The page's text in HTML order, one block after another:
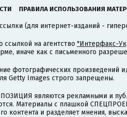
ПРАВИЛА ИСПОЛЬЗОВАНИЯ
(для интернет-изданий -
на агентство "Интерфакс-
иначе как с письменного
фотографических произведений
Getty Images строго запрещены.
являются рекламными и
Материалы с плашкой
контента и разделяет мнения,